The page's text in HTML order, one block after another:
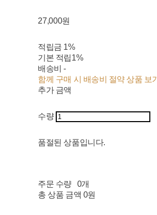
27,000원
적립금 1%
기본 적립1%
배송비-
함께 구매 시 배송비 절약 상품 보기
추가 금액
수량
품절된 상품입니다.
주문 수량
0개
총 상품 금액 0원